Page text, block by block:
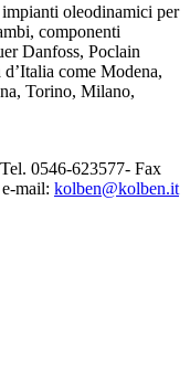
oleodinamici per
componenti
Danfoss, Poclain
come Modena,
Torino, Milano,
0546-623577- Fax
mail: kolben@kolben.it